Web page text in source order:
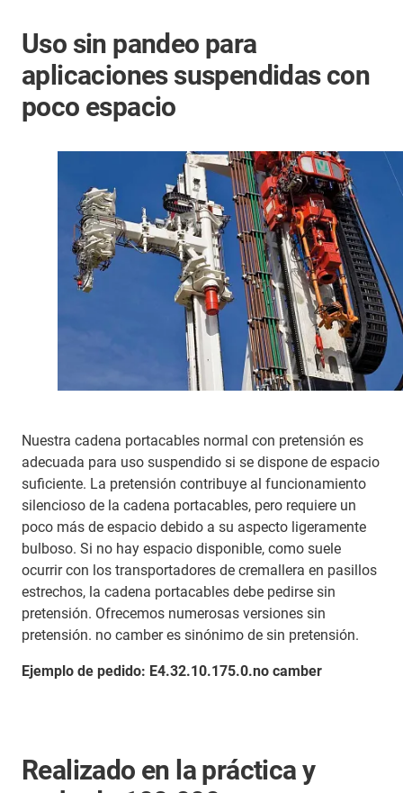
Uso sin pandeo para
aplicaciones suspendidas con
poco espacio
Nuestra cadena portacables normal con pretensión es
adecuada para uso suspendido si se dispone de espacio
suficiente. La pretensión contribuye al funcionamiento
silencioso de la cadena portacables, pero requiere un
poco más de espacio debido a su aspecto ligeramente
bulboso. Si no hay espacio disponible, como suele
ocurrir con los transportadores de cremallera en pasillos
estrechos, la cadena portacables debe pedirse sin
pretensión. Ofrecemos numerosas versiones sin
pretensión. no camber es sinónimo de sin pretensión.
Ejemplo de pedido: E4.32.10.175.0.no camber
Realizado en la práctica y